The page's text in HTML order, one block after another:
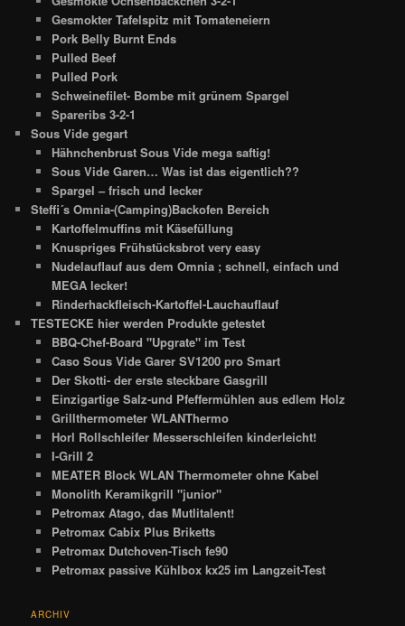
Gesmokter Tafelspitz mit Tomateneiern
Pork Belly Burnt Ends
Pulled Beef
Pulled Pork
Schweinefilet- Bombe mit grünem Spargel
Spareribs 3-2-1
Sous Vide gegart
Hähnchenbrust Sous Vide mega saftig!
Sous Vide Garen… Was ist das eigentlich??
Spargel – frisch und lecker
Steffi´s Omnia-(Camping)Backofen Bereich
Kartoffelmuffins mit Käsefüllung
Knuspriges Frühstücksbrot very easy
Nudelauflauf aus dem Omnia ; schnell, einfach und
MEGA lecker!
Rinderhackfleisch-Kartoffel-Lauchauflauf
TESTECKE hier werden Produkte getestet
BBQ-Chef-Board "Upgrate" im Test
Caso Sous Vide Garer SV1200 pro Smart
Der Skotti- der erste steckbare Gasgrill
Einzigartige Salz-und Pfeffermühlen aus edlem Holz
Grillthermometer WLANThermo
Horl Rollschleifer Messerschleifen kinderleicht!
I-Grill 2
MEATER Block WLAN Thermometer ohne Kabel
Monolith Keramikgrill "junior"
Petromax Atago, das Mutlitalent!
Petromax Cabix Plus Briketts
Petromax Dutchoven-Tisch fe90
Petromax passive Kühlbox kx25 im Langzeit-Test
ARCHIV